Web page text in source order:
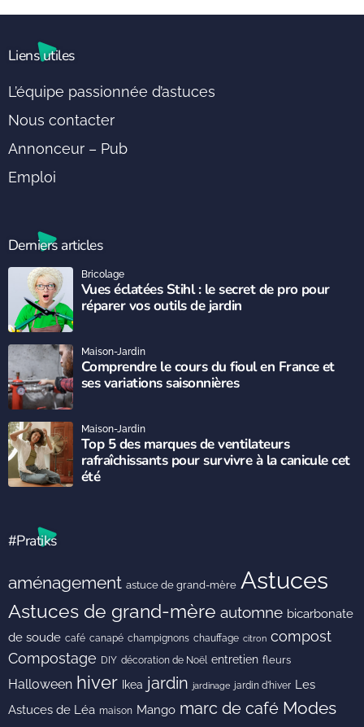
Liens utiles
L’équipe passionnée d’astuces
Nous contacter
Annonceur – Pub
Emploi
Derniers articles
Vues éclatées Stihl : le secret de pro pour
réparer vos outils de jardin
Bricolage
Comprendre le cours du fioul en France et
ses variations saisonnières
Maison-Jardin
Top 5 des marques de ventilateurs
rafraîchissants pour survivre à la canicule cet
été
Maison-Jardin
#Pratiks
aménagement astuce de grand-mère Astuces
Astuces de grand-mère automne bicarbonate
de soude café canapé champignons chauffage citron compost
Compostage DIY décoration de Noël entretien fleurs
Halloween hiver Ikea jardin jardinage jardin d'hiver Les
Astuces de Léa maison Mango marc de café Modes